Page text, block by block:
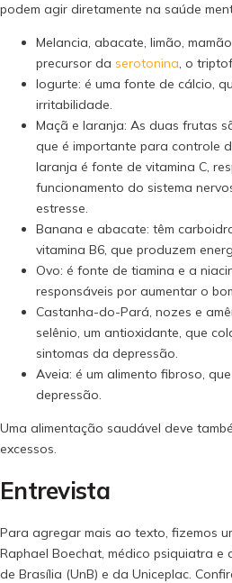
podem agir diretamente na saúde
Melancia, abacate, limão,
precursor da serotonina, o
Iogurte: é uma fonte de cálcio,
irritabilidade.
Maçã e laranja: As duas frutas
que é importante para controle
laranja é fonte de vitamina C,
funcionamento do sistema
estresse.
Banana e abacate: têm
vitamina B6, que produzem
Ovo: é fonte de tiamina e a
responsáveis por aumentar o
Castanha-do-Pará, nozes e
selênio, um antioxidante, que
sintomas da depressão.
Aveia: é um alimento fibroso,
depressão.
Uma alimentação saudável deve
excessos.
Entrevista
Para agregar mais ao texto, fizemos
Raphael Boechat, médico psiquiatra e
de Brasília (UnB) e da Uniceplac.